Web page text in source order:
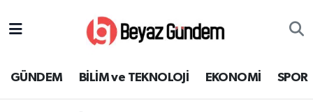
GÜNDEM BİLİM ve TEKNOLOJİ EKONOMİ SPOR